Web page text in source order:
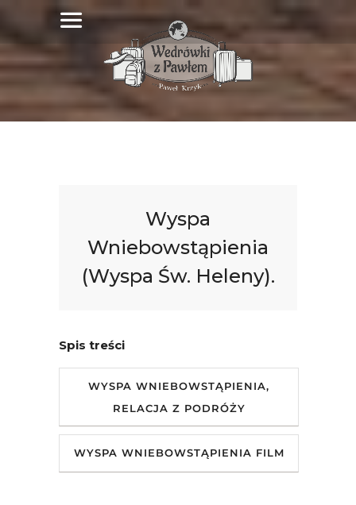
Wyspa
Wniebowstąpienia
(Wyspa Św. Heleny).
Spis treści
WYSPA WNIEBOWSTĄPIENIA,
RELACJA Z PODRÓŻY
WYSPA WNIEBOWSTĄPIENIA FILM